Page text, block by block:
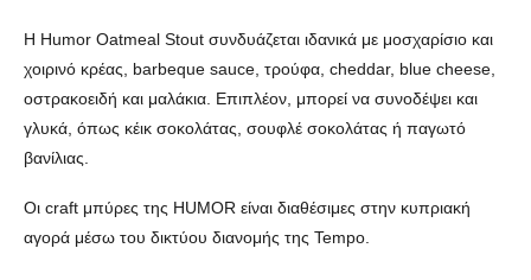
Η Humor Oatmeal Stout συνδυάζεται ιδανικά με μοσχαρίσιο και
χοιρινό κρέας, barbeque sauce, τρούφα, cheddar, blue cheese,
οστρακοειδή και μαλάκια. Επιπλέον, μπορεί να συνοδέψει και
γλυκά, όπως κέικ σοκολάτας, σουφλέ σοκολάτας ή παγωτό
βανίλιας.
Οι craft μπύρες της HUMOR είναι διαθέσιμες στην κυπριακή
αγορά μέσω του δικτύου διανομής της Tempo.